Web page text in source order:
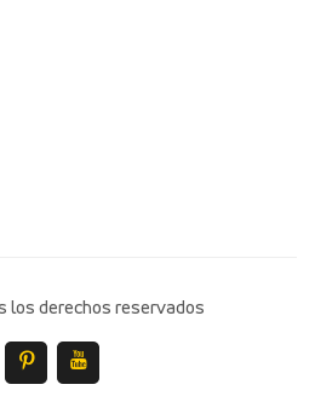
los derechos reservados